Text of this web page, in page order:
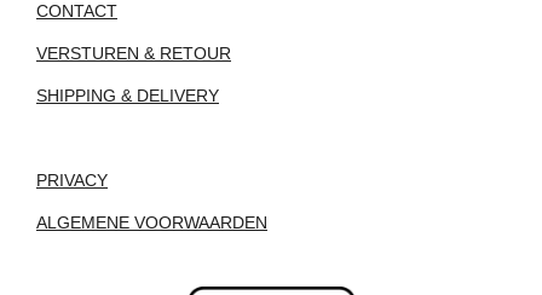
CONTACT
VERSTUREN & RETOUR
SHIPPING & DELIVERY
PRIVACY
ALGEMENE VOORWAARDEN